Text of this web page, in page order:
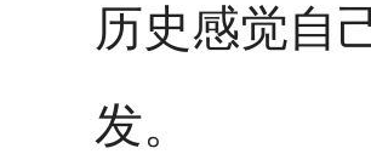
历史感觉自
发。